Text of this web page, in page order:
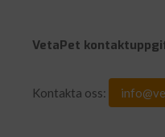
VetaPet
Kontakta oss: